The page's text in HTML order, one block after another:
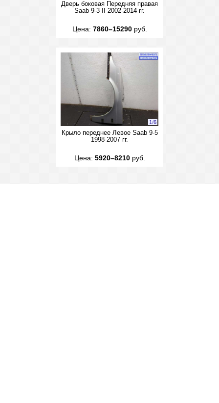
Дверь боковая Передняя правая
Saab 9-3 II 2002-2014 гг.
Цена: 7860–15290руб.
1/6
Крыло переднее Левое Saab 9-5
1998-2007 гг.
Цена: 5920–8210руб.